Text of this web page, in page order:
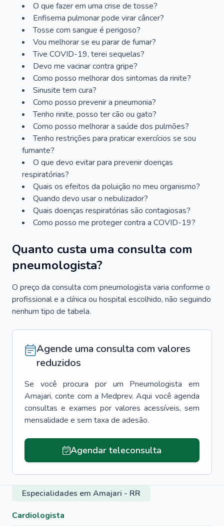
O que fazer em uma crise de tosse?
Enfisema pulmonar pode virar câncer?
Tosse com sangue é perigoso?
Vou melhorar se eu parar de fumar?
Tive COVID-19, terei sequelas?
Devo me vacinar contra gripe?
Como posso melhorar dos sintomas da rinite?
Sinusite tem cura?
Como posso prevenir a pneumonia?
Tenho rinite, posso ter cão ou gato?
Como posso melhorar a saúde dos pulmões?
Tenho restrições para praticar exercícios se sou
fumante?
O que devo evitar para prevenir doenças
respiratórias?
Quais os efeitos da poluição no meu organismo?
Quando devo usar o nebulizador?
Quais doenças respiratórias são contagiosas?
Como posso me proteger contra a COVID-19?
Quanto custa uma consulta com
pneumologista?
O preço da consulta com pneumologista varia conforme o
profissional e a clínica ou hospital escolhido, não seguindo
nenhum tipo de tabela.
Agende uma consulta com valores
reduzidos
Se você procura por um Pneumologista
em
Amajari, conte com a Medprev. Aqui você agenda
consultas e exames por valores acessíveis, sem
mensalidade e sem taxa de adesão.
Agendar teleconsulta
Especialidades em Amajari - RR
Cardiologista